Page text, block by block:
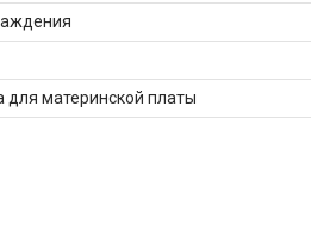
для материнской платы